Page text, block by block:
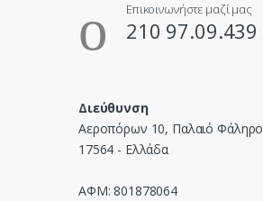
Επικοινωνήστε μαζί μας
210 97.09.439
Διεύθυνση
Αεροπόρων 10, Παλαιό Φάληρο
17564 - Ελλάδα
ΑΦΜ: 801878064